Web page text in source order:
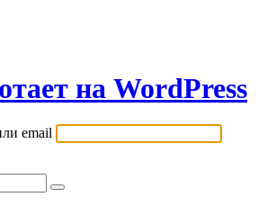
на WordPress
email